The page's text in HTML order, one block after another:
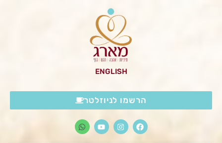
הרשמו לניוזלטר
ENGLISH